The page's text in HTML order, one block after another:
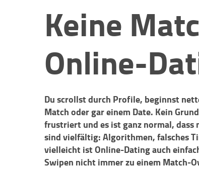
Keine
Online-
Du scrollst durch Profile, beginnst
Match oder gar einem Date. Kein
frustriert und es ist ganz normal, dass
sind vielfältig: Algorithmen, falsches
vielleicht ist Online-Dating auch
Swipen nicht immer zu einem Match-